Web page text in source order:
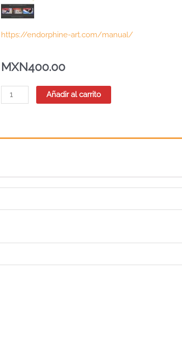
https://endorphine-art.com/manual/
MXN400.00
Viejito
a
y
pastel
seco
Añadir al carrito